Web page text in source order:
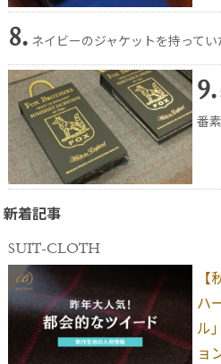
8. ネイビーのジャケットを持って
9.
番
新着記事
SUIT-CLOTH
【
ハ
ル
ョ